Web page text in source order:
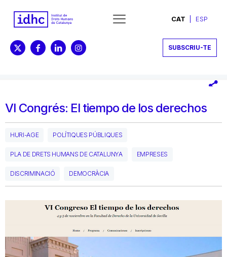
CAT ESP
SUBSCRIU-TE
VI Congrés: El tiempo de los derechos
HURI-AGE POLÍTIQUES PÚBLIQUES
PLA DE DRETS HUMANS DE CATALUNYA EMPRESES
DISCRIMINACIÓ DEMOCRÀCIA